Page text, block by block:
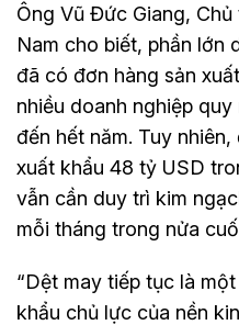
Ông Vũ Đức Giang,
Nam cho biết, phần lớn
đã có đơn hàng sản
nhiều doanh nghiệp
đến hết năm. Tuy
xuất khẩu 48 tỷ USD
vẫn cần duy trì kim
mỗi tháng trong nửa
“Dệt may tiếp tục là
khẩu chủ lực của nền